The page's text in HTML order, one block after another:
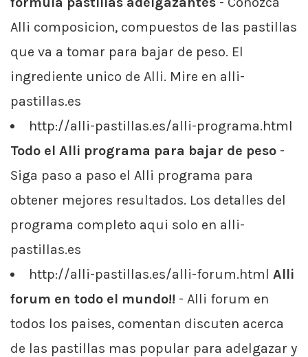
Alli composicion, compuestos de las pastillas
que va a tomar para bajar de peso. El
ingrediente unico de Alli. Mire en alli-
pastillas.es
http://alli-pastillas.es/alli-programa.html
Todo el Alli programa para bajar de peso -
Siga paso a paso el Alli programa para
obtener mejores resultados. Los detalles del
programa completo aqui solo en alli-
pastillas.es
http://alli-pastillas.es/alli-forum.html Alli
forum en todo el mundo!! - Alli forum en
todos los paises, comentan discuten acerca
de las pastillas mas popular para adelgazar y